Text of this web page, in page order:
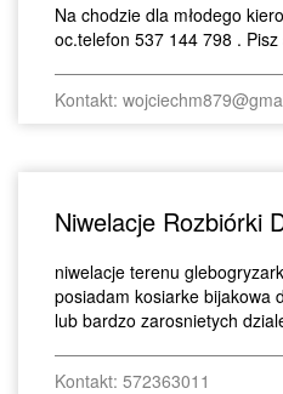
Na chodzie dla młodego
oc.telefon 537 144 798 .
Kontakt:
Niwelacje Rozbiórki
niwelacje terenu
posiadam kosiarke bijakowa
lub bardzo zarosnietych
Kontakt: 572363011